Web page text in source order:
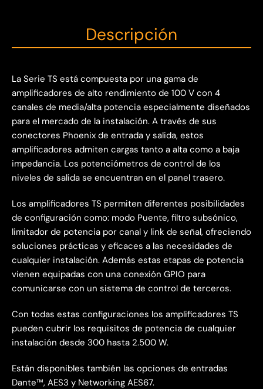
Descripción
La Serie TS está compuesta por una gama de
amplificadores de alto rendimiento de 100 V con 4
canales de media/alta potencia especialmente diseñados
para el mercado de la instalación. A través de sus
conectores Phoenix de entrada y salida, estos
amplificadores admiten cargas tanto a alta como a baja
impedancia. Los potenciómetros de control de los
niveles de salida se encuentran en el panel trasero.
Los amplificadores TS permiten diferentes posibilidades
de configuración como: modo Puente, filtro subsónico,
limitador de potencia por canal y link de señal, ofreciendo
soluciones prácticas y eficaces a las necesidades de
cualquier instalación. Además estas etapas de potencia
vienen equipadas con una conexión GPIO para
comunicarse con un sistema de control de terceros.
Con todas estas configuraciones los amplificadores TS
pueden cubrir los requisitos de potencia de cualquier
instalación desde 300 hasta 2.500 W.
Están disponibles también las opciones de entradas
Dante™, AES3 y Networking AES67.